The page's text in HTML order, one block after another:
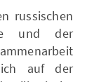
russischen
und der
auf der